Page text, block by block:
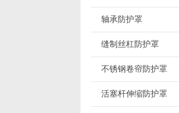
轴承防护罩
缝制丝杠防护罩
不锈钢卷帘防护罩
活塞杆伸缩防护罩